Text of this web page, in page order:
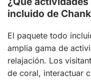
incluido de
El paquete todo
amplia gama de
relajación. Los
de coral, interactuar